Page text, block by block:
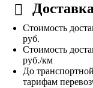
Стоимость
руб.
Стоимость
руб./км
До
тарифам